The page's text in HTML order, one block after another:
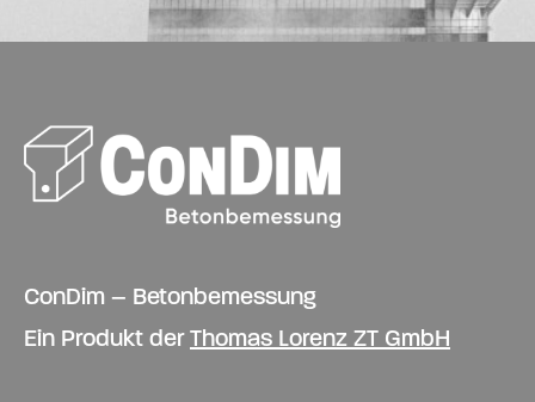
ConDim – Betonbemessung
Ein Produkt derThomas Lorenz ZT GmbH